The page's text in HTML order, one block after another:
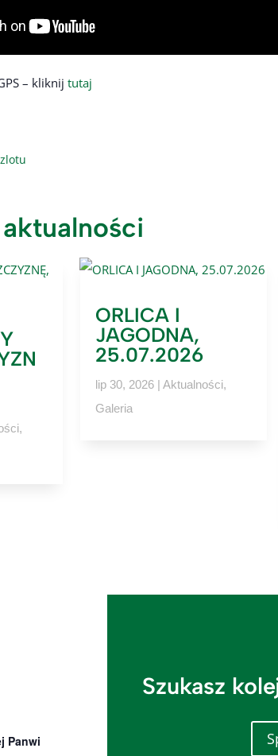
– kliknij tutaj
aktualności
,
ORLICA I
JAGODNA,
25.07.2026
lip 30, 2026 |Aktualności,
Galeria
Panwi
Szukasz